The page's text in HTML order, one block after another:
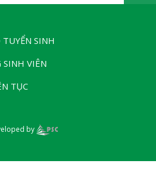
SINH
VIÊN
TỤC
by